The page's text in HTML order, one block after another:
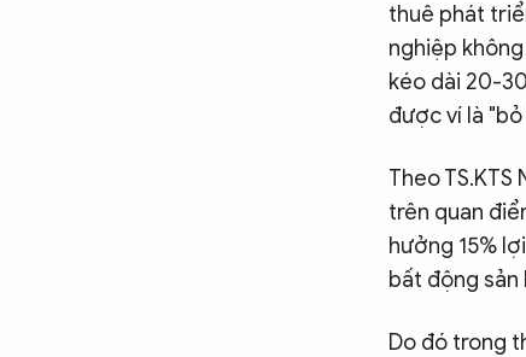
thuê phát
nghiệp
kéo dài 20-
được ví là
Theo
trên quan
hưởng 15%
bất động sản
Do đó trong